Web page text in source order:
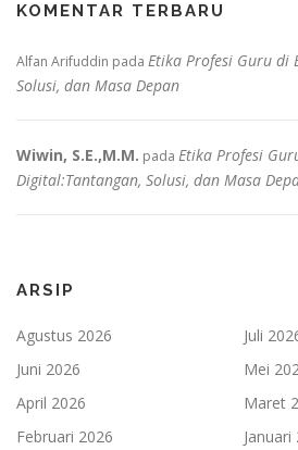
KOMENTAR TERBARU
Alfan Arifuddin pada Etika Profesi Guru di
Solusi, dan Masa Depan
Wiwin, S.E.,M.M. pada Etika Profesi
Digital:Tantangan, Solusi, dan Masa
ARSIP
Agustus 2026
Juli
Juni 2026
Mei
April 2026
Maret
Februari 2026
Januari